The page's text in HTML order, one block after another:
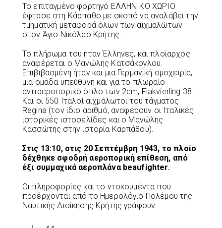
Το επιταγμένο φορτηγό ΕΛΛΗΝΙΚΟ ΧΩΡΙΟ
έφτασε στη Κάρπαθο με σκοπό να αναλάβει την
τμηματική μεταφορά όλων των αιχμαλώτων
στον Άγιο Νικόλαο Κρήτης.
Το πλήρωμα του ήταν Έλληνες, και πλοίαρχος
αναφέρεται ο Μανώλης Κατσάκογλου.
Επιβιβασμένη ήταν και μια Γερμανική ομοχειρία,
μια ομάδα υπεύθυνη και για το πλωραίο
αντιαεροπορικό όπλο των 2cm, Flakvierling 38.
Και οι 550 Ιταλοί αιχμάλωτοι του τάγματος
Regina (τον ίδιο αριθμό, αναφέρουν οι Ιταλικές
ιστορικές ιστοσελίδες και ο Μανώλης
Κασσώτης στην ιστορία Καρπάθου).
Στις 13:10, στις 20 Σεπτέμβρη 1943, το πλοίο
δέχθηκε σφοδρή αεροπορική επίθεση, από
έξι συμμαχικά αεροπλάνα beaufighter.
Οι πληροφορίες και το ντοκουμέντα που
προέρχονται από το Ημερολόγιο Πολέμου της
Ναυτικής Διοίκησης Κρήτης γράφουν: